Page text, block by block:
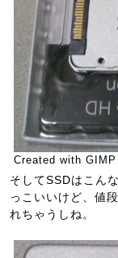
Created with GIMP
そしてSSDはこん
っこいいけど、値
れちゃうしね。